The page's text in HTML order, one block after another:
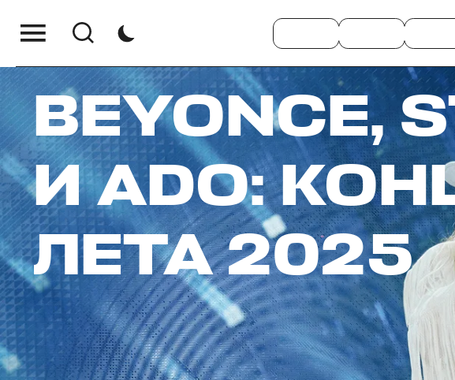
BEYONCE,
И ADO:
ЛЕТА 2025